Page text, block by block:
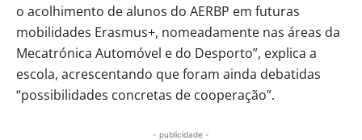
o acolhimento de alunos do AERBP em futuras
mobilidades Erasmus+, nomeadamente nas áreas da
Mecatrónica Automóvel e do Desporto”, explica a
escola, acrescentando que foram ainda debatidas
“possibilidades concretas de cooperação”.
- publicidade -